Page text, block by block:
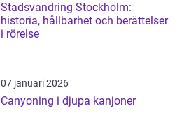
Stadsvandring Stockholm:
historia, hållbarhet och berättelser
i rörelse
07 januari 2026
Canyoning i djupa kanjoner